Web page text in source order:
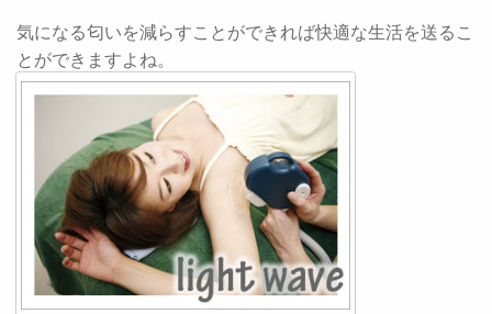
気になる匂いを減らすことができれば快適な生活を送るこ
とができますよね。